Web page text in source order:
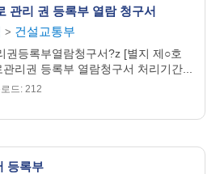
관리 권 등록부 열람 청구서
> 건설교통부
권등록부열람청구서?z [별지 제○호
리권 등록부 열람청구서 처리기간...
드: 212
등록부